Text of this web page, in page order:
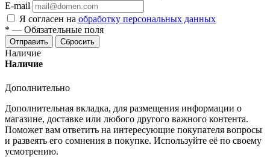
E-mail
Я согласен на обработку персональных данных
* — Обязательные поля
Отправить Сбросить
Наличие
Наличие
Дополнительно
Дополнительная вкладка, для размещения информации о
магазине, доставке или любого другого важного контента.
Поможет вам ответить на интересующие покупателя вопросы
и развеять его сомнения в покупке. Используйте её по своему
усмотрению.